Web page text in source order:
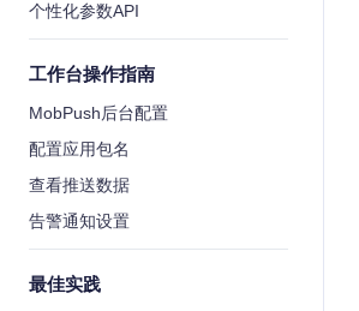
个性化参数API
工作台操作指南
MobPush后台配置
配置应用包名
查看推送数据
告警通知设置
最佳实践